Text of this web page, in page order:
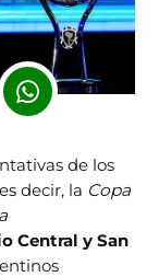
de los
decir, la Copa
Central y San